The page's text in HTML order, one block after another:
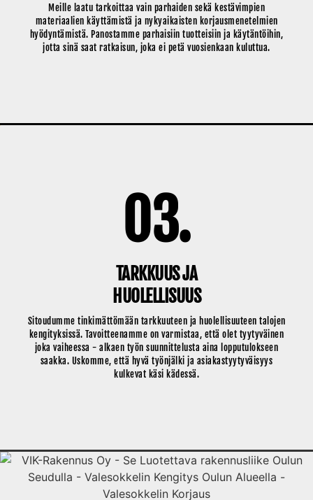
Meille laatu tarkoittaa vain parhaiden sekä kestävimpien
materiaalien käyttämistä ja nykyaikaisten korjausmenetelmien
hyödyntämistä. Panostamme parhaisiin tuotteisiin ja käytäntöihin,
jotta sinä saat ratkaisun, joka ei petä vuosienkaan kuluttua.
03.
TARKKUUS JA
HUOLELLISUUS
Sitoudumme tinkimättömään tarkkuuteen ja huolellisuuteen talojen
kengityksissä. Tavoitteenamme on varmistaa, että olet tyytyväinen
joka vaiheessa - alkaen työn suunnittelusta aina lopputulokseen
saakka. Uskomme, että hyvä työnjälki ja asiakastyytyväisyys
kulkevat käsi kädessä.